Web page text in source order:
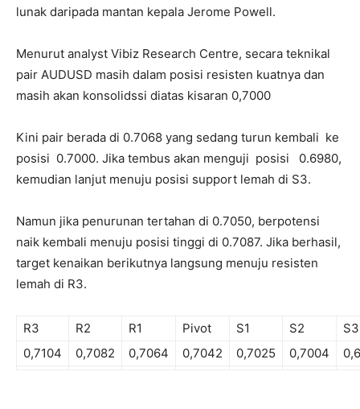
lunak daripada mantan kepala Jerome Powell.
Menurut analyst Vibiz Research Centre, secara teknikal
pair AUDUSD masih dalam posisi resisten kuatnya dan
masih akan konsolidssi diatas kisaran 0,7000
Kini pair berada di 0.7068 yang sedang turun kembali ke
posisi 0.7000. Jika tembus akan menguji posisi 0.6980,
kemudian lanjut menuju posisi support lemah di S3.
Namun jika penurunan tertahan di 0.7050, berpotensi
naik kembali menuju posisi tinggi di 0.7087. Jika berhasil,
target kenaikan berikutnya langsung menuju resisten
lemah di R3.
R3 R2 R1 Pivot S1 S2
S3
0,7104
0,7082 0,7064 0,7042 0,7025 0,7004